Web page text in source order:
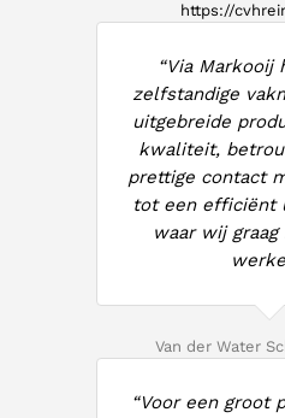
https://
“Via Markooij
zelfstandige
uitgebreide
kwaliteit,
prettige contact
tot een efficiënt
waar wij
Van der Water
“Voor een groot